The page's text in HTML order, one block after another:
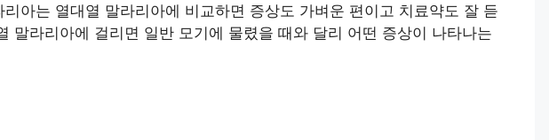
리아는 열대열 말라리아에 비교하면 증상도 가벼운 편이고 치료약도 잘 듣
말라리아에 걸리면 일반 모기에 물렸을 때와 달리 어떤 증상이 나타나는